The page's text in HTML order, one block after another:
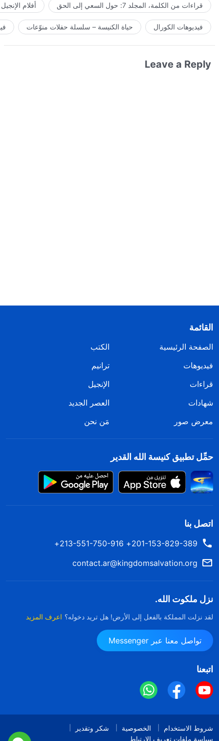
قراءات من الكلمة، المجلد 7: حول السعي إلى الحق أفلام الإنجيل
فيديوهات الكورال حياة الكنيسة – سلسلة حفلات منوّعات
Leave a Reply
القائمة
الصفحة الرئيسية
الكتب
فيديوهات
ترانيم
قراءات
الإنجيل
شهادات
العصر الجديد
معرض صور
مَن نحن
حمِّل تطبيق كنيسة الله القدير
اتصل بنا
201-153-829-389+ 213-551-750-916+
contact.ar@kingdomsalvation.org
نزل ملكوت الله.
لقد نزلت المملكة بالفعل إلى الأرض! هل تريد دخوله؟ اعرف المزيد
تواصل معنا عبر Messenger
اتبعنا
شروط الاستخدام الخصوصية
شكر وتقدير
سياسة ملفات تعريف الارتباط